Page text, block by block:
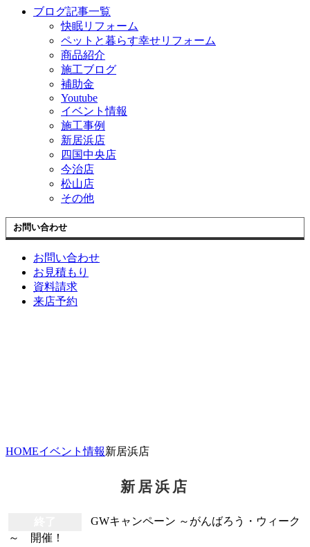
ブログ記事一覧
快眠リフォーム
ペットと暮らす幸せリフォーム
商品紹介
施工ブログ
補助金
Youtube
イベント情報
施工事例
新居浜店
四国中央店
今治店
松山店
その他
お問い合わせ
お問い合わせ
お見積もり
資料請求
来店予約
HOMEイベント情報新居浜店
新居浜店
GWキャンペーン ～がんばろう・ウィーク
～ 開催！